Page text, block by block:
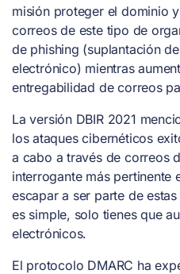
misión proteger el dominio
correos de este tipo de
de phishing (suplantación
electrónico) mientras
entregabilidad de correos
La versión DBIR 2021
los ataques cibernéticos
a cabo a través de correos
interrogante más pertinente
escapar a ser parte de
es simple, solo tienes que
electrónicos.
El protocolo DMARC ha